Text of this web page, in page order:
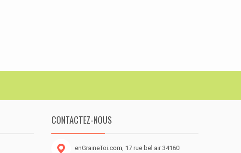
CONTACTEZ-NOUS
enGraineToi.com, 17 rue bel air 34160